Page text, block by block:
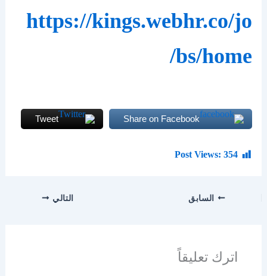
https://kings.webhr.co/jo
bs/home/
Share on Facebook
Tweet
Post Views: 354
السابق التالي
اترك تعليقاً